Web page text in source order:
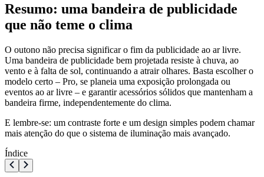
Resumo: uma bandeira de publicidade
que não teme o clima
O outono não precisa significar o fim da publicidade ao ar livre.
Uma bandeira de publicidade bem projetada resiste à chuva, ao
vento e à falta de sol, continuando a atrair olhares. Basta escolher o
modelo certo – Pro, se planeia uma exposição prolongada ou
eventos ao ar livre – e garantir acessórios sólidos que mantenham a
bandeira firme, independentemente do clima.
E lembre-se: um contraste forte e um design simples podem chamar
mais atenção do que o sistema de iluminação mais avançado.
Índice